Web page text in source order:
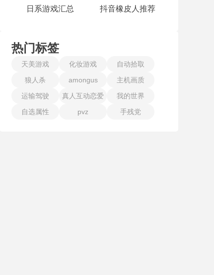
日系游戏汇总 抖音橡皮人推荐
热门标签
天美游戏 化妆游戏
自动拾取
狼人杀
amongus
主机画质
运输驾驶
真人互动恋爱
我的世界
自选属性
pvz 手残党